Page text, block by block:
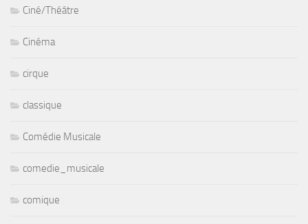
Ciné/Théâtre
Cinéma
cirque
classique
Comédie Musicale
comedie_musicale
comique